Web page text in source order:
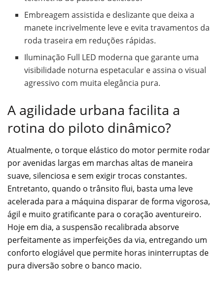
Embreagem assistida e deslizante que deixa a
manete incrivelmente leve e evita travamentos da
roda traseira em reduções rápidas.
Iluminação Full LED moderna que garante uma
visibilidade noturna espetacular e assina o visual
agressivo com muita elegância pura.
A agilidade urbana facilita a
rotina do piloto dinâmico?
Atualmente, o torque elástico do motor permite rodar
por avenidas largas em marchas altas de maneira
suave, silenciosa e sem exigir trocas constantes.
Entretanto, quando o trânsito flui, basta uma leve
acelerada para a máquina disparar de forma vigorosa,
ágil e muito gratificante para o coração aventureiro.
Hoje em dia, a suspensão recalibrada absorve
perfeitamente as imperfeições da via, entregando um
conforto elogiável que permite horas ininterruptas de
pura diversão sobre o banco macio.